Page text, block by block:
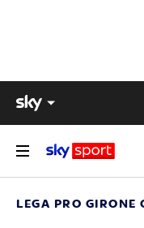
LEGA PRO GIRONE